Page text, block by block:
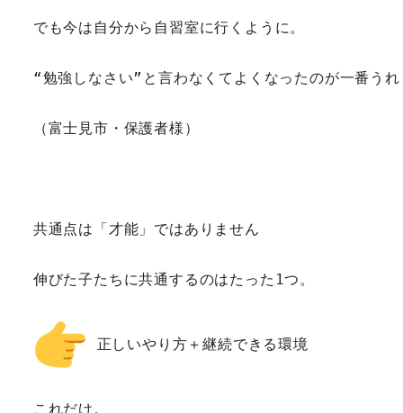
でも今は自分から自習室に行くように。
“勉強しなさい”と言わなくてよくなったのが一番う
（富士見市・保護者様）
共通点は「才能」ではありません
伸びた子たちに共通するのはたった1つ。
正しいやり方＋継続できる環境
これだけ。